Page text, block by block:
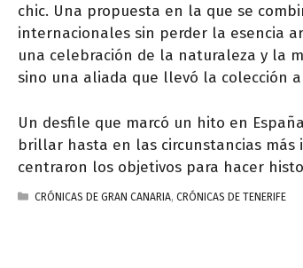
chic. Una propuesta en la que se
internacionales sin perder la esencia
una celebración de la naturaleza y la
sino una aliada que llevó la colección a
Un desfile que marcó un hito en
brillar hasta en las circunstancias más
centraron los objetivos para hacer
CATEGORÍAS
CRÓNICAS DE GRAN CANARIA,CRÓNICAS DE TENERIFE